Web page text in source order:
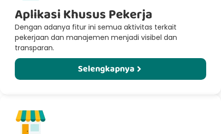
Aplikasi Khusus Pekerja
Dengan adanya fitur ini semua aktivitas terkait
pekerjaan dan manajemen menjadi visibel dan
transparan.
Selengkapnya